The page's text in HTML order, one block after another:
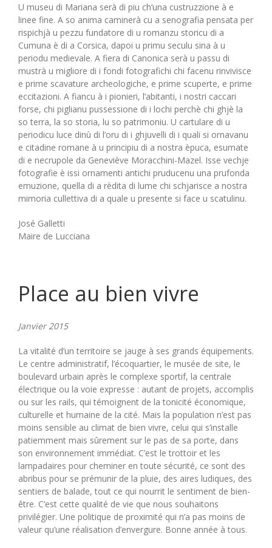
U museu di Mariana serà di piu ch’una custruzzione à e
linee fine. A so anima caminerà cu a senografia pensata per
rispichjà u pezzu fundatore di u romanzu storicu di a
Cumuna è di a Corsica, dapoi u primu seculu sina à u
periodu medievale. A fiera di Canonica serà u passu di
mustrà u migliore di i fondi fotografichi chi facenu rinvivisce
e prime scavature archeologiche, e prime scuperte, e prime
eccitazioni. A fiancu à i pionieri, l’abitanti, i nostri caccari
forse, chi piglianu pussessione di i lochi perchè chi ghjè la
so terra, la so storia, lu so patrimoniu. U cartulare di u
periodicu luce dinù di l’oru di i ghjuvelli di i quali si ornavanu
e citadine romane à u principiu di a nostra èpuca, esumate
di e necrupole da Geneviève Moracchini-Mazel. Isse vechje
fotografie è issi ornamenti antichi pruducenu una prufonda
emuzione, quella di a rèdita di lume chi schjarisce a nostra
mimoria cullettiva di a quale u presente si face u scatulinu.
José Galletti
Maire de Lucciana
Place au bien vivre
Janvier 2015
La vitalité d’un territoire se jauge à ses grands équipements.
Le centre administratif, l’écoquartier, le musée de site, le
boulevard urbain après le complexe sportif, la centrale
électrique ou la voie expresse : autant de projets, accomplis
ou sur les rails, qui témoignent de la tonicité économique,
culturelle et humaine de la cité. Mais la population n’est pas
moins sensible au climat de bien vivre, celui qui s’installe
patiemment mais sûrement sur le pas de sa porte, dans
son environnement immédiat. C’est le trottoir et les
lampadaires pour cheminer en toute sécurité, ce sont des
abribus pour se prémunir de la pluie, des aires ludiques, des
sentiers de balade, tout ce qui nourrit le sentiment de bien-
être. C’est cette qualité de vie que nous souhaitons
privilégier. Une politique de proximité qui n’a pas moins de
valeur qu’une réalisation d’envergure. Bonne année à tous.